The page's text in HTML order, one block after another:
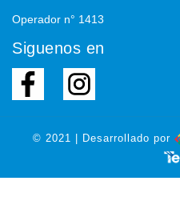
Operador n° 1413
Siguenos en
© 2021 | Desarrollado por